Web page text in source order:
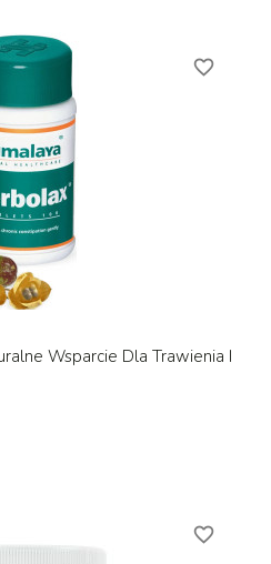
Wsparcie Dla Trawienia I
favorite_border
favorite_border